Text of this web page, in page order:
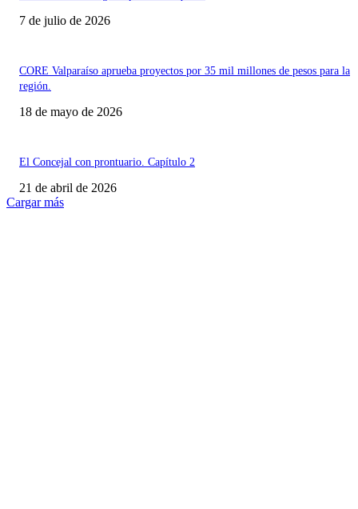
7 de julio de 2026
CORE Valparaíso aprueba proyectos por 35 mil millones de pesos para la
región.
18 de mayo de 2026
El Concejal con prontuario. Capítulo 2
21 de abril de 2026
Cargar más